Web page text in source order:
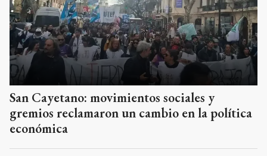
San Cayetano: movimientos sociales y
gremios reclamaron un cambio en la política
económica